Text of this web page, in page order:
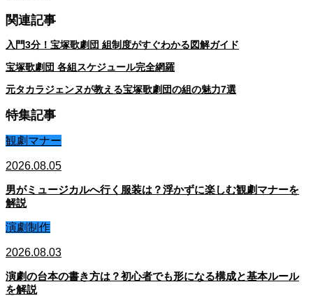
関連記事
入門3分！宝塚歌劇団 組制度がすぐわかる図解ガイド
宝塚歌劇団 各組スケジュール完全網羅
元タカラジェンヌが教える宝塚歌劇団の組の魅力7選
特集記事
観劇マナー
2026.08.05
男がミュージカルへ行く服装は？浮かずに楽しむ観劇マナーを
解説
演劇制作
2026.08.03
演劇の台本の書き方は？初心者でも形になる構成と基本ルール
を解説